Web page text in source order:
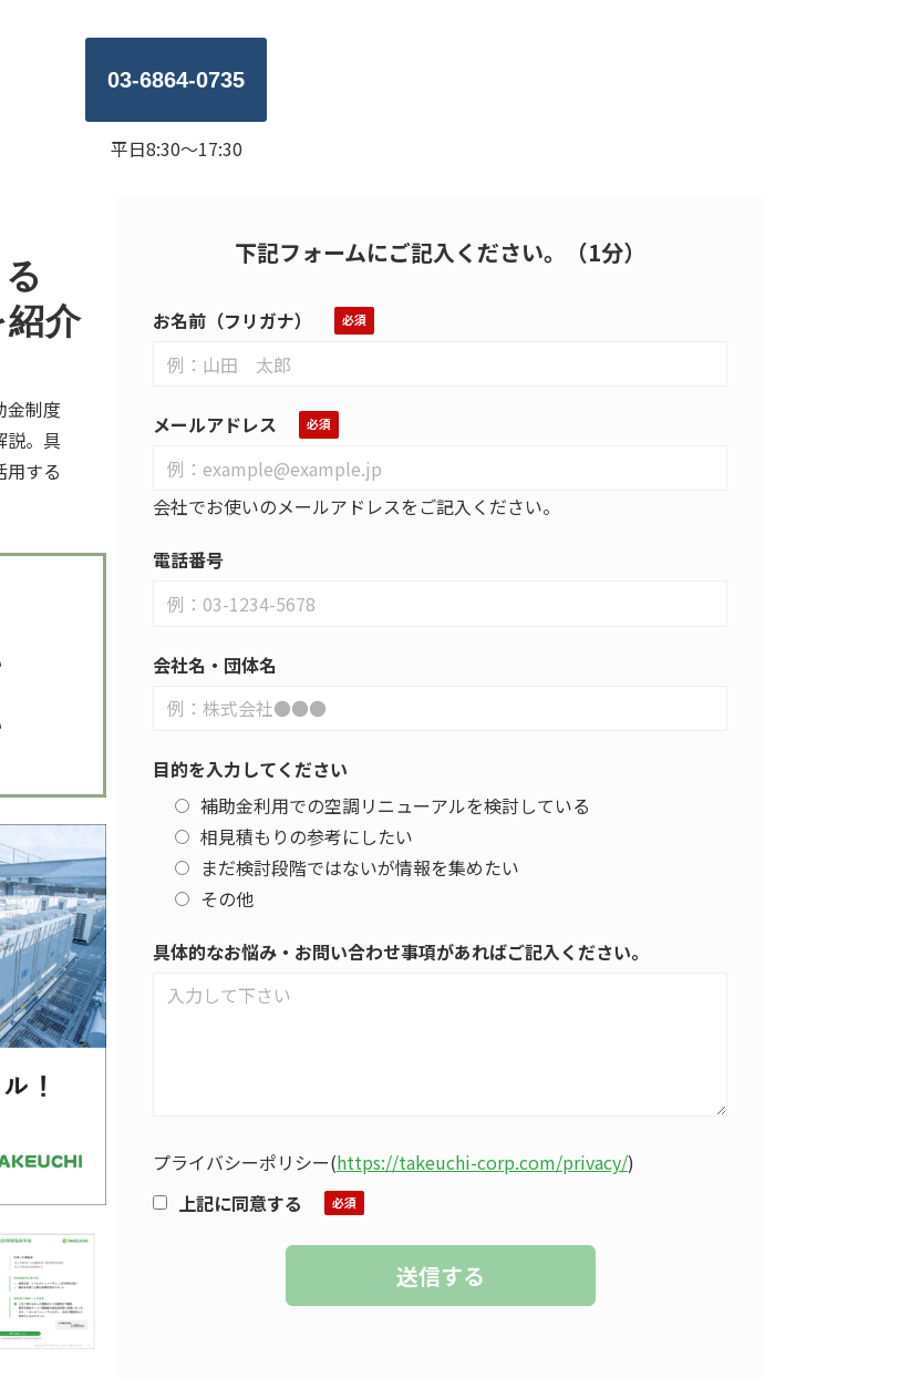
03-6864-0735
平日8:30～17:30
介
金制度
説。具
用する
下記フォームにご記入ください。（1分）
お名前（フリガナ）
メールアドレス
会社でお使いのメールアドレスをご記入ください。
電話番号
会社名・団体名
目的を入力してください
補助金利用での空調リニューアルを検討している
相見積もりの参考にしたい
まだ検討段階ではないが情報を集めたい
その他
具体的なお悩み・お問い合わせ事項があればご記入ください。
プライバシーポリシー(https://takeuchi-corp.com/privacy/)
上記に同意する